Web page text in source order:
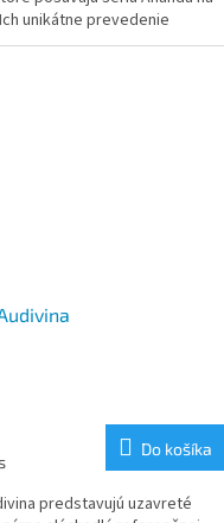
unikátne prevedenie
z top...
Do košíka
predstavujú uzavreté